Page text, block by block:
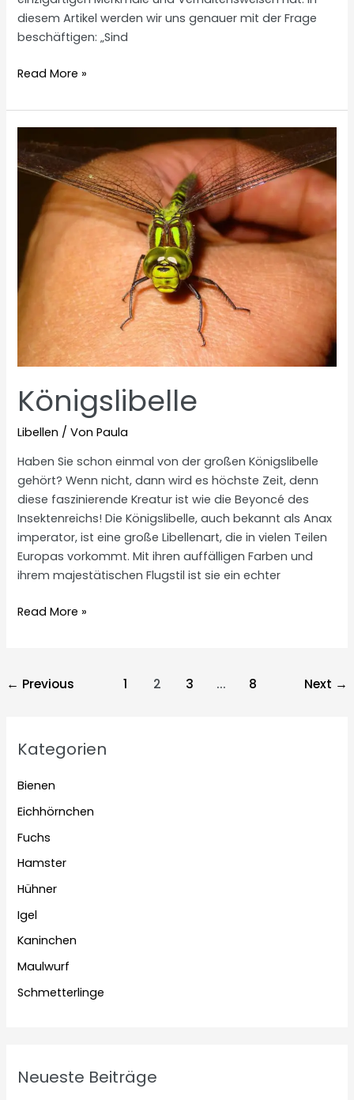
diesem Artikel werden wir uns genauer mit der Frage
beschäftigen: „Sind
Sind
gefährlich?
Read More »
Königslibelle
Libellen / VonPaula
Haben Sie schon einmal von der großen Königslibelle
gehört? Wenn nicht, dann wird es höchste Zeit, denn
diese faszinierende Kreatur ist wie die Beyoncé des
Insektenreichs! Die Königslibelle, auch bekannt als Anax
imperator, ist eine große Libellenart, die in vielen Teilen
Europas vorkommt. Mit ihren auffälligen Farben und
ihrem majestätischen Flugstil ist sie ein echter
Königslibelle
Read More »
Post
← Previous 1 2 3 ... 8 Next →
Kategorien
Bienen
Eichhörnchen
Fuchs
Hamster
Hühner
Igel
Kaninchen
Maulwurf
Schmetterlinge
Neueste Beiträge